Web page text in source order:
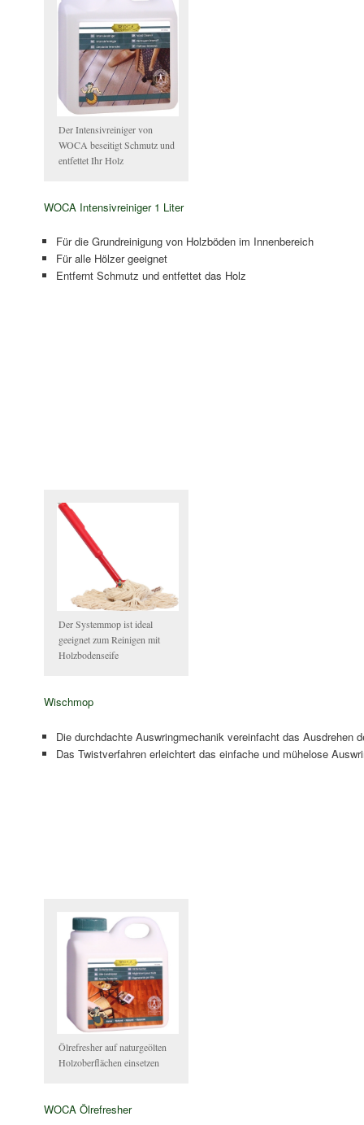
Der Intensivreiniger von
WOCA beseitigt Schmutz und
entfettet Ihr Holz
WOCA Intensivreiniger 1 Liter
Für die Grundreinigung von Holzböden im Innenbereich
Für alle Hölzer geeignet
Entfernt Schmutz und entfettet das Holz
Der Systemmop ist ideal
geeignet zum Reinigen mit
Holzbodenseife
Wischmop
Die durchdachte Auswringmechanik vereinfacht das Ausdrehen
Das Twistverfahren erleichtert das einfache und mühelose
Ölrefresher auf naturgeölten
Holzoberflächen einsetzen
WOCA Ölrefresher